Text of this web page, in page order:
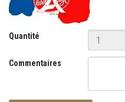
Quantité
Commentaires